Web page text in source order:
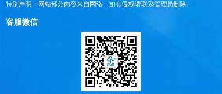
特别声明：网站部分内容来自网络，如有侵权请联系管理员删除。
客服微信